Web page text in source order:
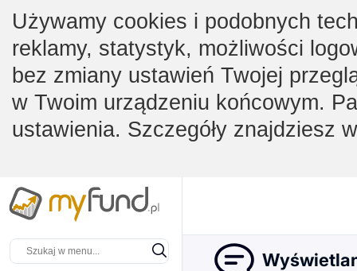
Używamy cookies i podobnych
reklamy, statystyk, możliwości
bez zmiany ustawień Twojej
w Twoim urządzeniu końcowym.
ustawienia. Szczegóły znajdziesz